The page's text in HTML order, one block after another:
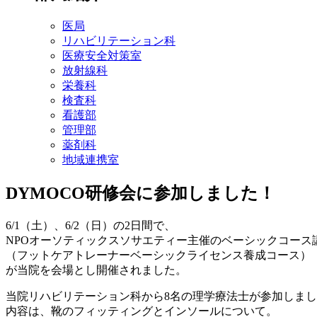
医局
リハビリテーション科
医療安全対策室
放射線科
栄養科
検査科
看護部
管理部
薬剤科
地域連携室
DYMOCO研修会に参加しました！
6/1（土）、6/2（日）の2日間で、
NPOオーソティックスソサエティー主催のベーシックコース
（フットケアトレーナーベーシックライセンス養成コース）
が当院を会場とし開催されました。
当院リハビリテーション科から8名の理学療法士が参加しまし
内容は、靴のフィッティングとインソールについて。